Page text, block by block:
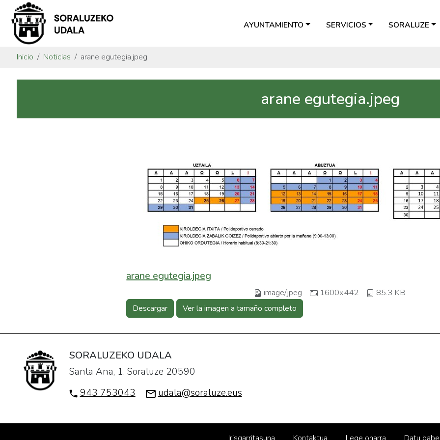
AYUNTAMIENTO SERVICIOS SORALUZE
Inicio Noticias arane egutegia.jpeg
arane egutegia.jpeg
arane egutegia.jpeg
image/jpeg 1600x442 85.3 KB
Descargar Ver la imagen a tamaño completo
SORALUZEKO UDALA
Santa Ana, 1. Soraluze 20590
943 753043
udala@soraluze.eus